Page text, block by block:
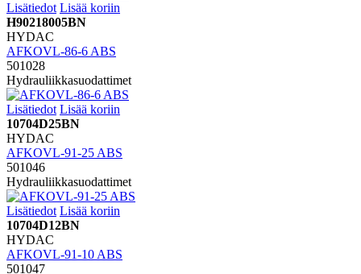
Lisätiedot Lisää koriin
H90218005BN
HYDAC
AFKOVL-86-6 ABS
501028
Hydrauliikkasuodattimet
Lisätiedot Lisää koriin
10704D25BN
HYDAC
AFKOVL-91-25 ABS
501046
Hydrauliikkasuodattimet
Lisätiedot Lisää koriin
10704D12BN
HYDAC
AFKOVL-91-10 ABS
501047